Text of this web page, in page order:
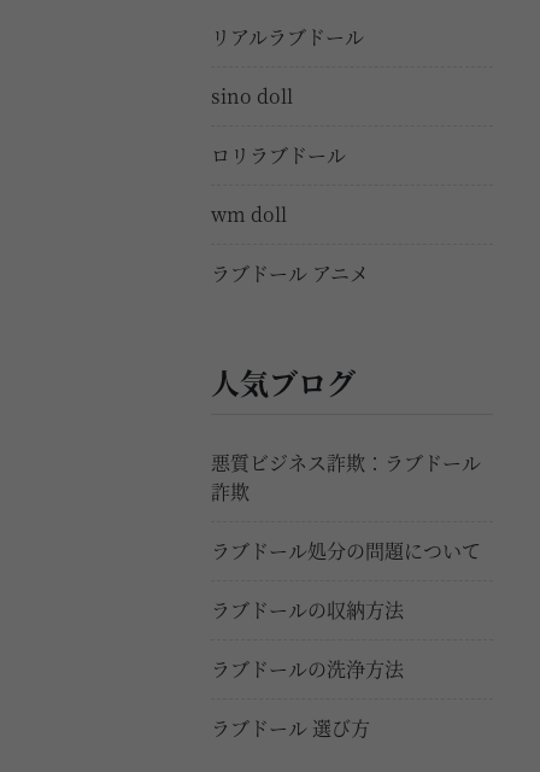
リアルラブドール
sino doll
ロリラブドール
wm doll
ラブドール アニメ
人気ブログ
悪質ビジネス詐欺：ラブドール
詐欺
ラブドール処分の問題について
ラブドールの収納方法
ラブドールの洗浄方法
ラブドール 選び方